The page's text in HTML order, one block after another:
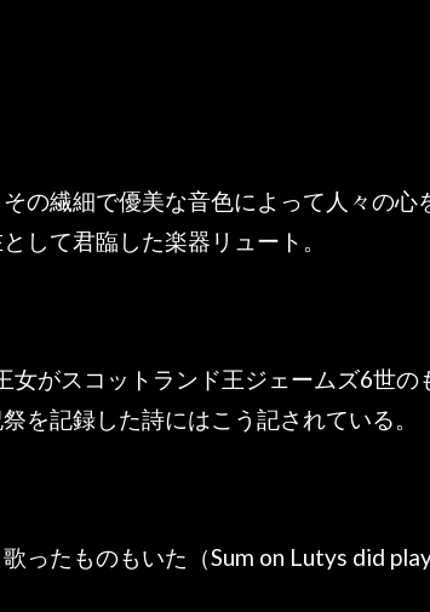
の繊細で優美な音色によって人々の心
して君臨した楽器リュート。
がスコットランド王ジェームズ6世の
を記録した詩にはこう記されている。
ったものもいた（Sum on Lutys did